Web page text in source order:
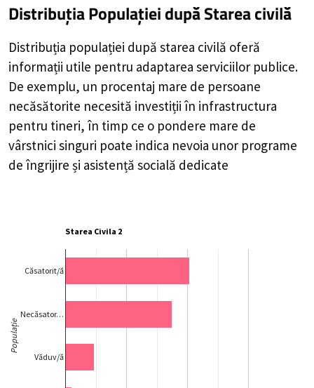
Distribuția Populațieidupă Starea civilă
Distribuția populației după starea civilă oferă
informații utile pentru adaptarea serviciilor publice.
De exemplu, un procentaj mare de persoane
necăsătorite necesită investiții în infrastructura
pentru tineri, în timp ce o pondere mare de
vârstnici singuri poate indica nevoia unor programe
de îngrijire și asistență socială dedicate
Starea Civila 2
Căsatorit/ă
Necăsator…
Văduv/ă
Populație